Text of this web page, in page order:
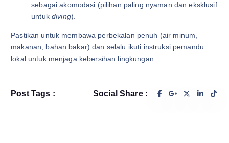
sebagai akomodasi (pilihan paling nyaman dan eksklusif
untuk diving).
Pastikan untuk membawa perbekalan penuh (air minum,
makanan, bahan bakar) dan selalu ikuti instruksi pemandu
lokal untuk menjaga kebersihan lingkungan.
Post Tags : Social Share :